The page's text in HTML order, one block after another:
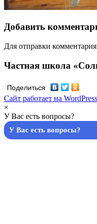
Добавить
Для отправки
Частная школа
Поделиться
Сайт работает на WordPress
×
У Вас есть вопросы?
У Вас есть вопросы?